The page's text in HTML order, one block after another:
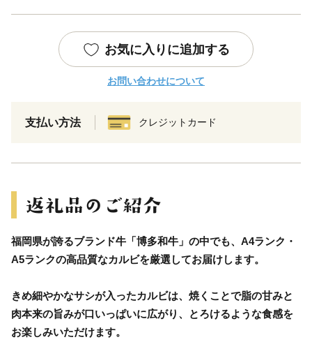
お気に入りに追加する
お問い合わせについて
支払い方法 クレジットカード
福岡県が誇るブランド牛「博多和牛」の中でも、A4ランク・
A5ランクの高品質なカルビを厳選してお届けします。
きめ細やかなサシが入ったカルビは、焼くことで脂の甘みと
肉本来の旨みが口いっぱいに広がり、とろけるような食感を
お楽しみいただけます。